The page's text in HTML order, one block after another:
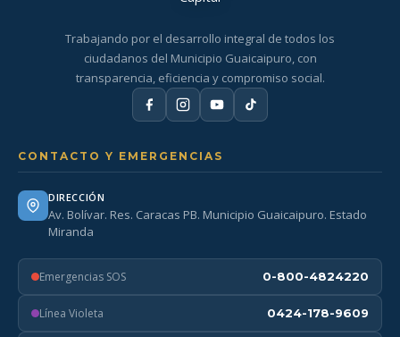
Trabajando por el desarrollo integral de todos los
ciudadanos del Municipio Guaicaipuro, con
transparencia, eficiencia y compromiso social.
CONTACTO Y EMERGENCIAS
DIRECCIÓN
Av. Bolívar. Res. Caracas PB. Municipio Guaicaipuro. Estado
Miranda
Emergencias SOS 0-800-4824220
Línea Violeta 0424-178-9609